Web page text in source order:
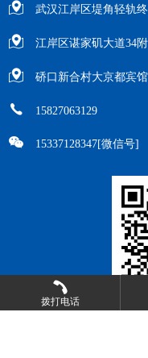
武汉江岸区堤角轻轨终
江岸区谌家矶大道34
硚口新合村大京都宾
15827063129
15337128347[微信号]
拨打电话